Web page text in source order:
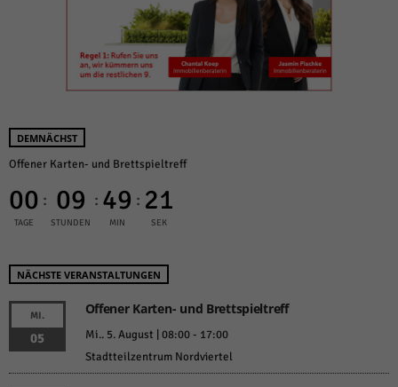
DEMNÄCHST
Offener Karten- und Brettspieltreff
00
TAGE
: 09
STUNDEN
: 49
MIN
: 20
SEK
NÄCHSTE VERANSTALTUNGEN
MI.
05
Offener Karten- und Brettspieltreff
Mi.. 5. August | 08:00- 17:00
Stadtteilzentrum Nordviertel